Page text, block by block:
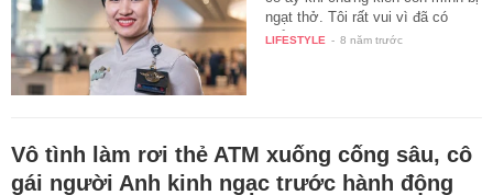
ngạt thở. Tôi rất vui vì đã có
thể…
LIFESTYLE - 8 năm trước
Vô tình làm rơi thẻ ATM xuống cống sâu, cô
gái người Anh kinh ngạc trước hành động